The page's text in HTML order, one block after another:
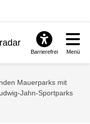
Barrierefrei Menü
Mauerparks mit
Jahn-Sportparks